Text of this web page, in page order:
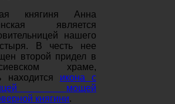
княгиня Анна
является
нашего
В честь нее
второй придел в
храме,
находится икона с
мощей
княгини.